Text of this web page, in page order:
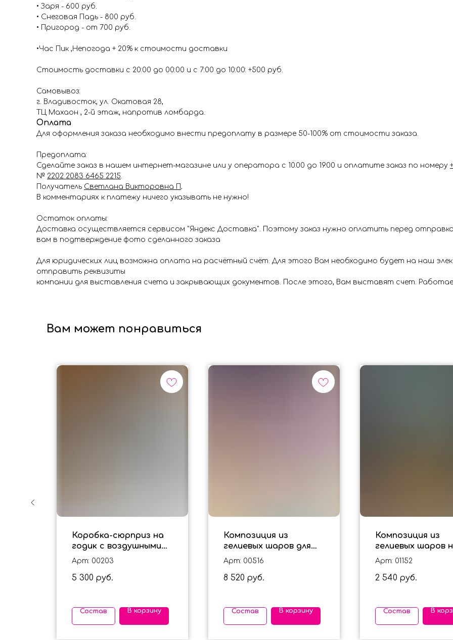
• Заря - 600 руб.
• Снеговая Падь - 800 руб.
• Пригород - от 700 руб.
•Час Пик ,Непогода + 20% к стоимости доставки
Стоимость доставки с 20:00 до 00:00 и с 7:00 до 10:00: +500 руб.
Самовывоз:
г. Владивосток, ул. Окатовая 28,
ТЦ Махаон , 2-й этаж, напротив ломбарда.
Оплата
Для оформления заказа необходимо внести предоплату в размере 50-100% от стоимости заказа.
Предоплата:
Сделайте заказ в нашем интернет-магазине или у оператора с 10.00 до 19.00 и оплатите заказ по номеру
№ 2202 2083 6465 2215.
Получатель Светлана Викторовна П.
В комментариях к платежу ничего указывать не нужно!
Остаток оплаты:
Доставка осуществляется сервисом "Яндекс Доставка". Поэтому заказ нужно оплатить перед
вам в подтверждение фото сделанного заказа
Для юридических лиц возможна оплата на расчётный счёт. Для этого Вам необходимо будет на наш
отправить реквизиты
компании для выставления счета и закрывающих документов. После этого, Вам выставят счет.
Вам может понравиться
Коробка-сюрприз на
годик с воздушными
шариками в черно -
серебряном цвете
Арт: 00203
5 300 руб.
Состав В корзину
Композиция из
гелиевых шаров для
девочки на 2 года
"Минни Маус"
Арт: 00516
8 520 руб.
Состав В корзину
Композиция из
гелиевых шаров
года с коржиком
мальчика
Арт: 01152
2 540 руб.
Состав В